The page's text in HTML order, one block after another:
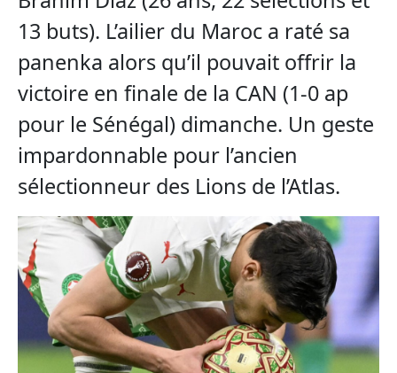
13 buts). L’ailier du Maroc a raté sa
panenka alors qu’il pouvait offrir la
victoire en finale de la CAN (1-0 ap
pour le Sénégal) dimanche. Un geste
impardonnable pour l’ancien
sélectionneur des Lions de l’Atlas.